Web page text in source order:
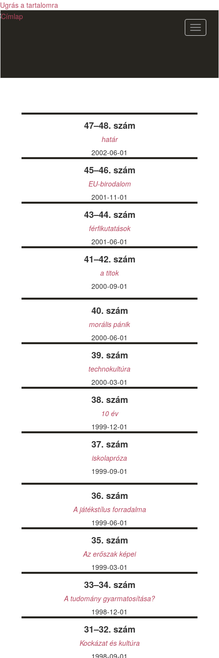
Ugrás a tartalomra
47–48. szám
határ
2002-06-01
45–46. szám
EU-birodalom
2001-11-01
43–44. szám
férfikutatások
2001-06-01
41–42. szám
a titok
2000-09-01
40. szám
morális pánik
2000-06-01
39. szám
technokultúra
2000-03-01
38. szám
10 év
1999-12-01
37. szám
iskolapróza
1999-09-01
36. szám
A játékstílus forradalma
1999-06-01
35. szám
Az erőszak képei
1999-03-01
33–34. szám
A tudomány gyarmatosítása?
1998-12-01
31–32. szám
Kockázat és kultúra
1998-09-01